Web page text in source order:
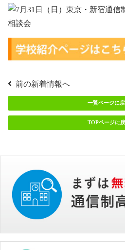
前の新着情報へ
一覧ページに
TOPページに